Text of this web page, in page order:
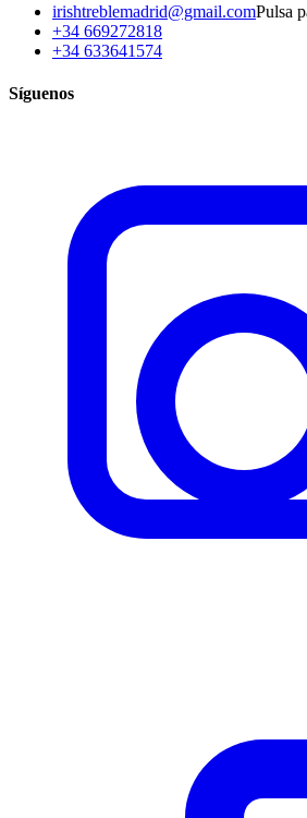
irishtreblemadrid@gmail.comPulsa
+34 669272818
+34 633641574
Síguenos